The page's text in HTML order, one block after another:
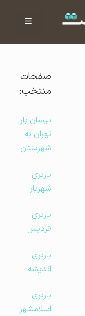
فهرست
صفحات
منتخب:
نیسان بار
تهران به
شهرستان
باربری
شهریار
باربری
فردیس
باربری
اندیشه
باربری
اسلامشهر